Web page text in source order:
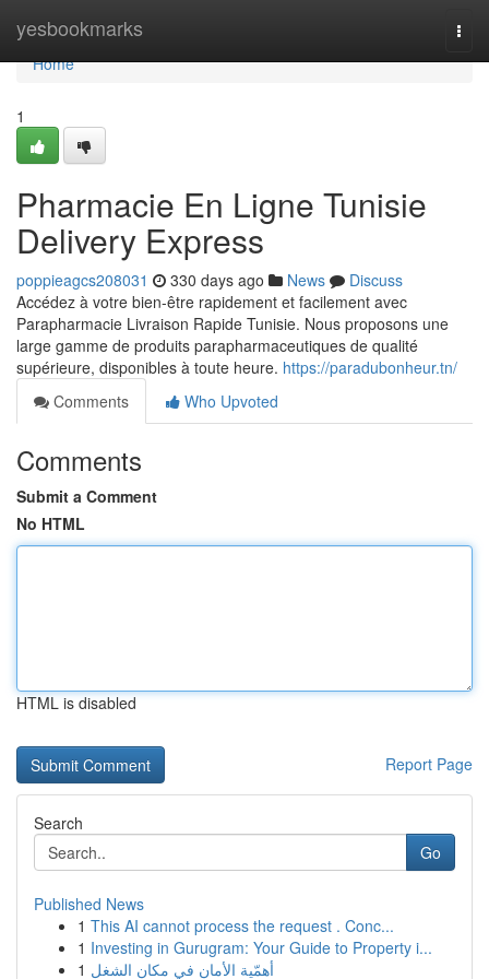
yesbookmarks
Home
Home
1
Pharmacie En Ligne Tunisie
Delivery Express
poppieagcs208031 330 days ago News
Discuss
Accédez à votre bien-être rapidement et facilement avec
Parapharmacie Livraison Rapide Tunisie. Nous proposons une
large gamme de produits parapharmaceutiques de qualité
supérieure, disponibles à toute heure. https://paradubonheur.tn/
Comments
Who Upvoted
Comments
Submit a Comment
No HTML
HTML is disabled
Report Page
Search
Go
Published News
1 This AI cannot process the request . Conc...
1 Investing in Gurugram: Your Guide to Property i...
1 أهمّية الأمان في مكان الشغل